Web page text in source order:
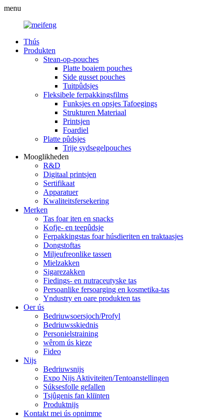
menu
Thús
Produkten
Stean-op-pouches
Platte boaiem pouches
Side gusset pouches
Tuitpûdsjes
Fleksibele ferpakkingsfilms
Funksjes en opsjes Tafoegings
Strukturen Materiaal
Printsjen
Foardiel
Platte pûdsjes
Trije sydsegelpouches
Mooglikheden
R&D
Digitaal printsjen
Sertifikaat
Apparatuer
Kwaliteitsfersekering
Merken
Tas foar iten en snacks
Kofje- en teepûdsje
Ferpakkingstas foar húsdieriten en traktaasjes
Dongstoftas
Miljeufreonlike tassen
Mielzakken
Sigarezakken
Fiedings- en nutraceutyske tas
Persoanlike fersoarging en kosmetika-tas
Yndustry en oare produkten tas
Oer ús
Bedriuwsoersjoch/Profyl
Bedriuwsskiednis
Personielstraining
wêrom ús kieze
Fideo
Nijs
Bedriuwsnijs
Expo Nijs Aktiviteiten/Tentoanstellingen
Súksesfolle gefallen
Tsjûgenis fan kliïnten
Produktnijs
Kontakt mei ús opnimme